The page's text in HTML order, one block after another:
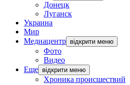
Донецк
Луганск
Украина
Мир
Медиацентр відкрити меню
Фото
Видео
Еще відкрити меню
Хроника происшествий